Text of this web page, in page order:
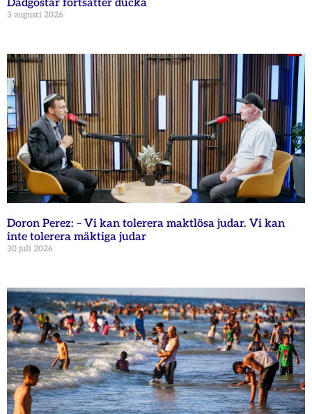
Dadgostar fortsätter ducka
3 augusti 2026
Doron Perez: – Vi kan tolerera maktlösa judar. Vi kan
inte tolerera mäktiga judar
30 juli 2026